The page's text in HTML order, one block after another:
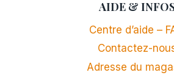
AIDE &
Centre d’aide –
Contactez-
Adresse du